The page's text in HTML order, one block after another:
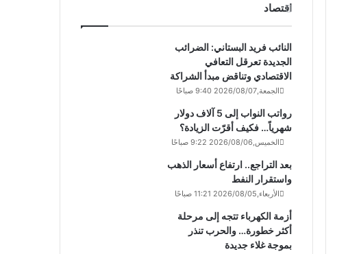
اقتصاد
النائب فريد البستاني: الضرائب
الجديدة تعرقل التعافي
الاقتصادي وتناقض مبدأ الشراكة
الجمعة,2026/08/07 9:40 صباحًا
رواتب النواب إلى 5 آلاف دولار
شهرياً… فكيف أقرّت الزيادة؟
الخميس,2026/08/06 9:22 صباحًا
بعد التراجع.. ارتفاع أسعار الذهب
واستقرار النفط
الأربعاء,2026/08/05 11:21 صباحًا
أزمة الكهرباء تتجه إلى مرحلة
أكثر خطورة… والحرب تنذر
بموجة غلاء جديدة